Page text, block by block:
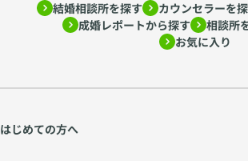
結婚相談所を探す カウンセラーを
成婚レポートから探す
相談所
お気に入り
はじめての方へ